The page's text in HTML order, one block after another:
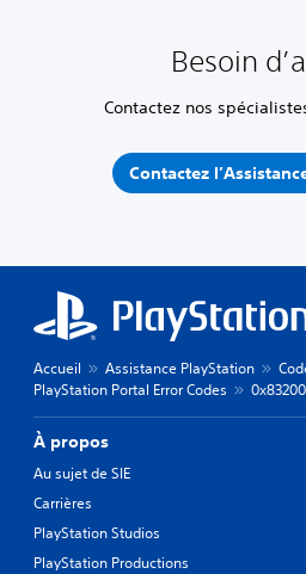
Besoin
Contactez nos
Contactez
Accueil Assistance PlayStation
PlayStation Portal Error Codes
À propos
Au sujet de SIE
Carrières
PlayStation Studios
PlayStation Productions